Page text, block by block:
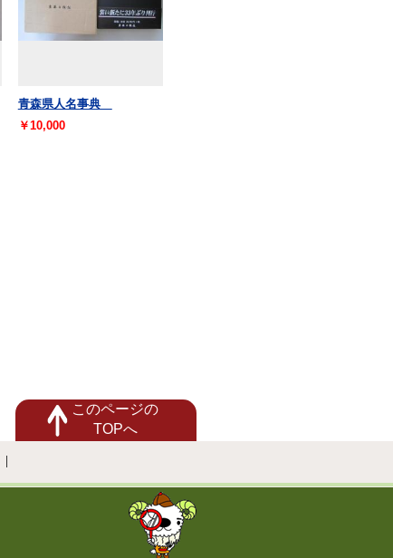
青森県人名事典
￥10,000
このページの
TOPへ